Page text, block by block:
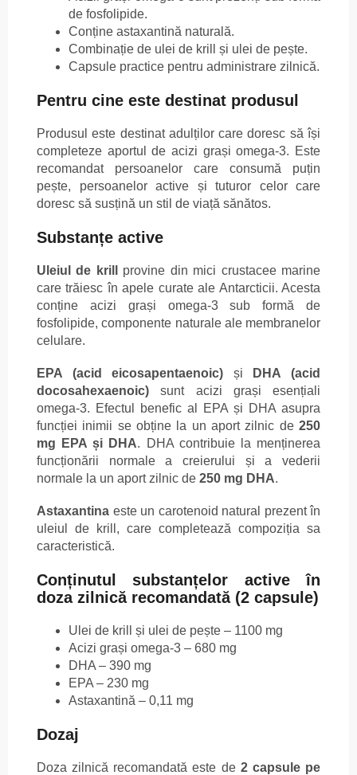
de fosfolipide.
Conține astaxantină naturală.
Combinație de ulei de krill și ulei de pește.
Capsule practice pentru administrare zilnică.
Pentru cine este destinat produsul
Produsul este destinat adulților care doresc să își
completeze aportul de acizi grași omega-3. Este
recomandat persoanelor care consumă puțin
pește, persoanelor active și tuturor celor care
doresc să susțină un stil de viață sănătos.
Substanțe active
Uleiul de krill
provine din mici crustacee marine
care trăiesc în apele curate ale Antarcticii. Acesta
conține acizi grași omega-3 sub formă de
fosfolipide, componente naturale ale membranelor
celulare.
EPA (acid eicosapentaenoic) și
DHA (acid
docosahexaenoic) sunt acizi grași esențiali
omega-3. Efectul benefic al EPA și DHA asupra
funcției inimii se obține la un aport zilnic de 250
mg EPA și DHA. DHA contribuie la menținerea
funcționării normale a creierului și a vederii
normale la un aport zilnic de 250 mg DHA.
Astaxantina este un carotenoid natural prezent în
uleiul de krill, care completează compoziția sa
caracteristică.
Conținutul substanțelor active în
doza zilnică recomandată (2 capsule)
Ulei de krill și ulei de pește – 1100 mg
Acizi grași omega-3 – 680 mg
DHA – 390 mg
EPA – 230 mg
Astaxantină – 0,11 mg
Dozaj
Doza zilnică recomandată este de 2 capsule pe